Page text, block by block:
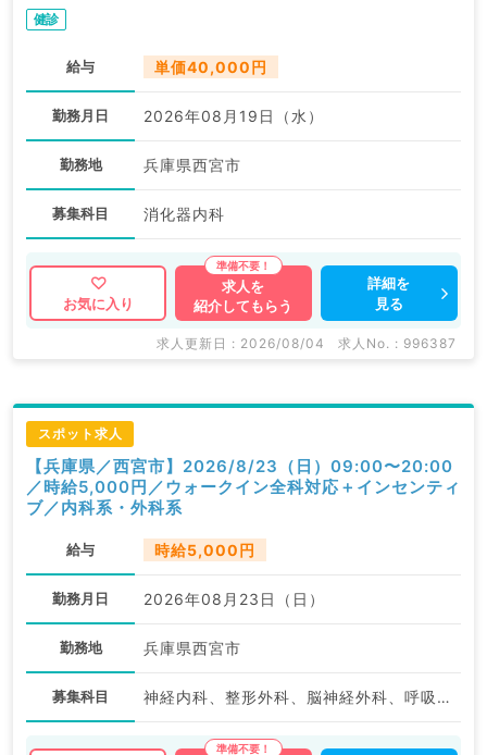
健診
給与 単価40,000円
勤務月日 2026年08月19日（水）
勤務地 兵庫県西宮市
募集科目 消化器内科
お気に入り
求人を
紹介してもらう
詳細を
見る
求人更新日 : 2026/08/04 求人No. : 996387
スポット求人
【兵庫県／西宮市】2026/8/23（日）09:00〜20:00
／時給5,000円／ウォークイン全科対応＋インセンティ
ブ／内科系・外科系
給与 時給5,000円
勤務月日 2026年08月23日（日）
勤務地 兵庫県西宮市
募集科目 神経内科、整形外科、脳神経外科、呼吸器外科、心臓血管外科、小児外科、泌尿器科、一般内科、循環器内科、呼吸器内科、消化器内科、内分泌・代謝内科、腎臓内科、外科系全般、一般外科、消化器外科